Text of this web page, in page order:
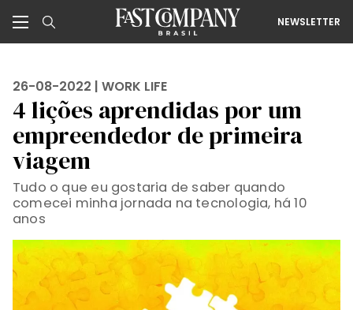
NEWSLETTER
26-08-2022 | WORK LIFE
4 lições aprendidas por um
empreendedor de primeira
viagem
Tudo o que eu gostaria de saber quando
comecei minha jornada na tecnologia, há 10
anos